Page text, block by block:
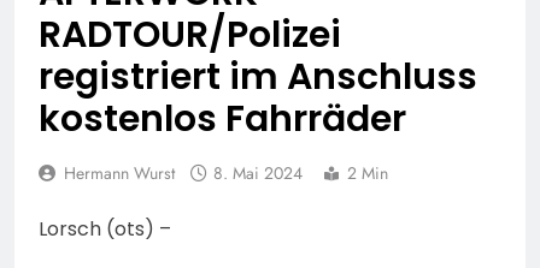
Erneute Veröffentlichung
eines Fotos
Feuerwehr MTK:
Waldbrandlöschzug des
Main-Taunus-Kreises
unterstützt bei Waldbrand
im Rheingau-Taunus-Kreis
sicherten in schwierigem
6. August 2026
POL-OF: Manipulierte
Fahrzeuge und getuntes E-
gezogen – TRuP-
POL-WI: Brand eines
RADTOUR/Polizei
registriert im Anschluss
kostenlos Fahrräder
Hermann Wurst 8. Mai 2024 2 Min
Lorsch (ots) –